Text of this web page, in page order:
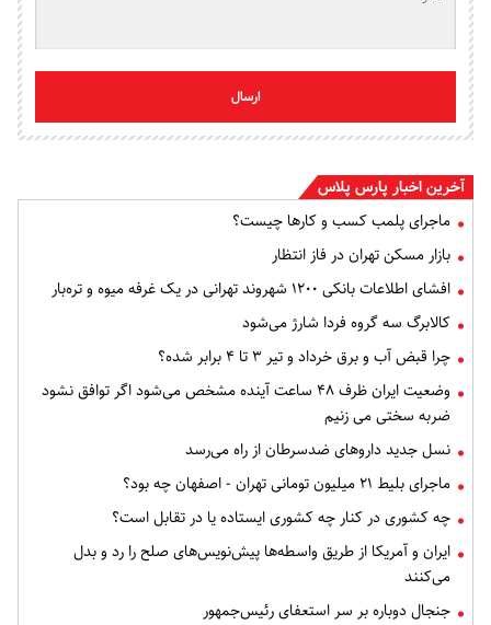
ارسال
آخرین اخبار پارس پلاس
ماجرای پلمب کسب و کارها چیست؟
بازار مسکن تهران در فاز انتظار
افشای اطلاعات بانکی ۱۲۰۰ شهروند تهرانی در یک غرفه میوه و تره‌بار
کالابرگ سه گروه فردا شارژ می‌شود
چرا قبض آب و برق خرداد و تیر ۳ تا ۴ برابر شده؟
وضعیت ایران ظرف ۴۸ ساعت آینده مشخص می‌شود اگر توافق نشود
ضربه سختی می زنیم
نسل جدید داروهای ضدسرطان از راه می‌رسد
ماجرای بلیط ۲۱ میلیون تومانی تهران - اصفهان چه بود؟
چه کشوری در کنار چه کشوری ایستاده یا در تقابل است؟
ایران و آمریکا از طریق واسطه‌ها پیش‌نویس‌های صلح را رد و بدل
می‌کنند
جنجال دوباره بر سر استعفای رئیس‌جمهور